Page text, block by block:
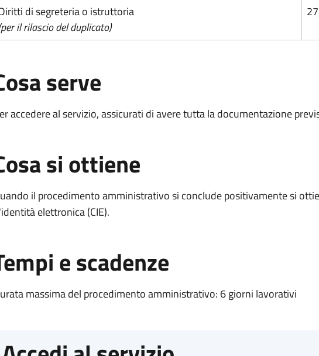
di segreteria o istruttoria
il rilascio del duplicato)
serve
accedere al servizio, assicurati di avere tutta la documentazione
si ottiene
il procedimento amministrativo si conclude positivamente si
elettronica (CIE).
e scadenze
massima del procedimento amministrativo: 6 giorni lavorativi